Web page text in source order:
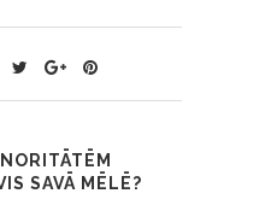
SAVĀ MĒLĒ?